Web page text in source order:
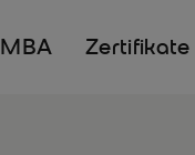
MBA Zertifikate